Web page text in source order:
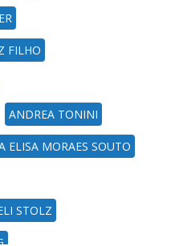
FILHO
ANDREA TONINI
ELISA MORAES SOUTO
STOLZ